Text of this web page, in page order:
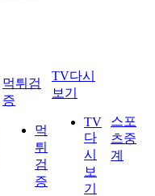
먹튀검
증
먹
튀
검
증
TV다시
보기
TV
다
시
보
기
스포
츠중
계